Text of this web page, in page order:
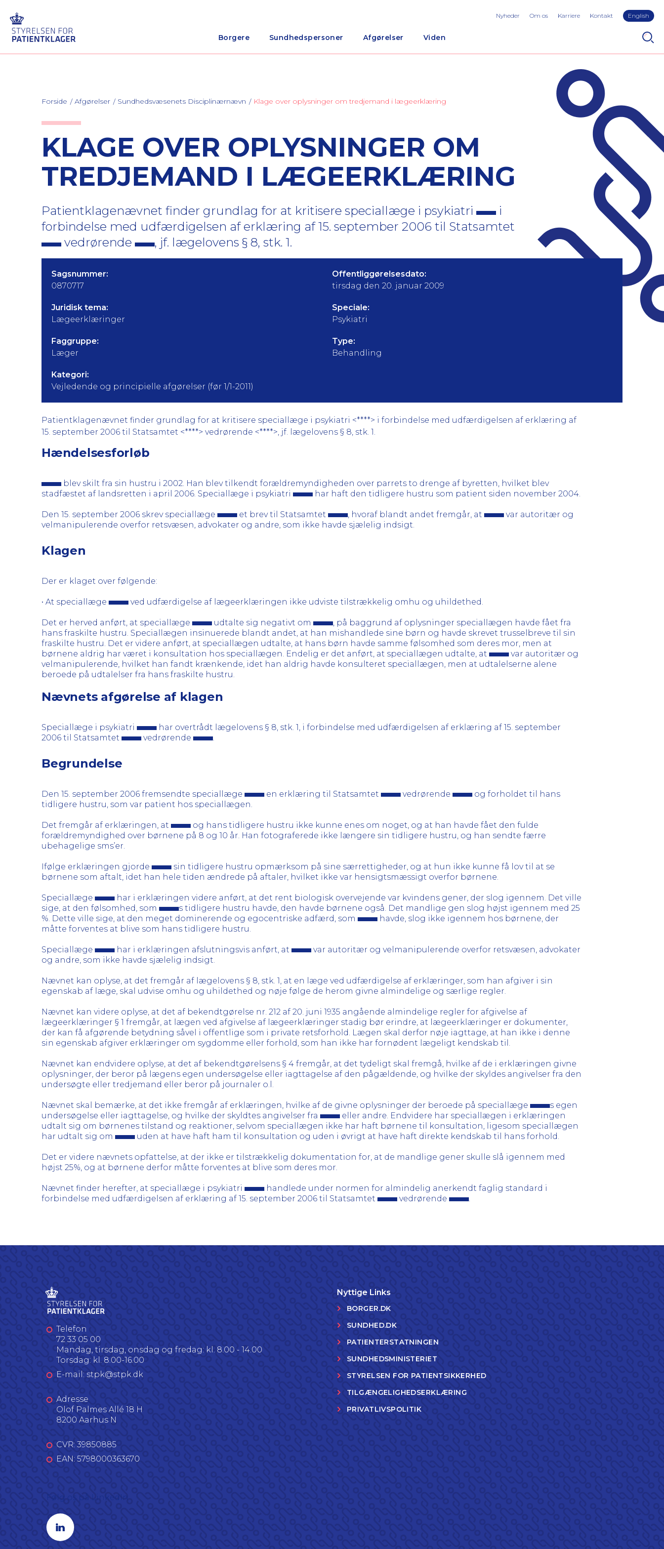
Borgere Sundhedspersoner Afgørelser Viden
Nyheder Om os Karriere Kontakt English
Forside Afgørelser Sundhedsvæsenets Disciplinærnævn Klage over oplysninger om tredjemand i lægeerklæring
KLAGE OVER OPLYSNINGER OM
TREDJEMAND I LÆGEERKLÆRING
Patientklagenævnet finder grundlag for at kritisere speciallæge i psykiatri
i
forbindelse med udfærdigelsen af erklæring af 15. september 2006 til Statsamtet
vedrørende
, jf. lægelovens § 8, stk. 1.
Sagsnummer:
0870717
Offentliggørelsesdato:
tirsdag den 20. januar 2009
Juridisk tema:
Lægeerklæringer
Speciale:
Psykiatri
Faggruppe:
Læger
Type:
Behandling
Kategori:
Vejledende og principielle afgørelser (før 1/1-2011)
Patientklagenævnet finder grundlag for at kritisere speciallæge i psykiatri <****> i forbindelse med udfærdigelsen af erklæring af
15. september 2006 til Statsamtet <****> vedrørende <****>, jf. lægelovens § 8, stk. 1.
Hændelsesforløb
blev skilt fra sin hustru i 2002. Han blev tilkendt forældremyndigheden over parrets to drenge af byretten, hvilket blev
stadfæstet af landsretten i april 2006. Speciallæge i psykiatri
har haft den tidligere hustru som patient siden november 2004.
Den 15. september 2006 skrev speciallæge et brev til Statsamtet , hvoraf blandt andet fremgår, at
var autoritær og
velmanipulerende overfor retsvæsen, advokater og andre, som ikke havde sjælelig indsigt.
Klagen
Der er klaget over følgende:
• At speciallæge ved udfærdigelse af lægeerklæringen ikke udviste tilstrækkelig omhu og uhildethed.
Det er herved anført, at speciallæge udtalte sig negativt om
, på baggrund af oplysninger speciallægen havde fået fra
hans fraskilte hustru. Speciallægen insinuerede blandt andet, at han mishandlede sine børn og havde skrevet trusselbreve til sin
fraskilte hustru. Det er videre anført, at speciallægen udtalte, at hans børn havde samme følsomhed som deres mor, men at
børnene aldrig har været i konsultation hos speciallægen. Endelig er det anført, at speciallægen udtalte, at
var autoritær og
velmanipulerende, hvilket han fandt krænkende, idet han aldrig havde konsulteret speciallægen, men at udtalelserne alene
beroede på udtalelser fra hans fraskilte hustru.
Nævnets afgørelse af klagen
Speciallæge i psykiatri
har overtrådt lægelovens § 8, stk. 1, i forbindelse med udfærdigelsen af erklæring af 15. september
2006 til Statsamtet
vedrørende .
Begrundelse
Den 15. september 2006 fremsendte speciallæge en erklæring til Statsamtet vedrørende
og forholdet til hans
tidligere hustru, som var patient hos speciallægen.
Det fremgår af erklæringen, at
og hans tidligere hustru ikke kunne enes om noget, og at han havde fået den fulde
forældremyndighed over børnene på 8 og 10 år. Han fotograferede ikke længere sin tidligere hustru, og han sendte færre
ubehagelige sms’er.
Ifølge erklæringen gjorde
sin tidligere hustru opmærksom på sine særrettigheder, og at hun ikke kunne få lov til at se
børnene som aftalt, idet han hele tiden ændrede på aftaler, hvilket ikke var hensigtsmæssigt overfor børnene.
Speciallæge
har i erklæringen videre anført, at det rent biologisk overvejende var kvindens gener, der slog igennem. Det ville
sige, at den følsomhed, som
s tidligere hustru havde, den havde børnene også. Det mandlige gen slog højst igennem med 25
%. Dette ville sige, at den meget dominerende og egocentriske adfærd, som
havde, slog ikke igennem hos børnene, der
måtte forventes at blive som hans tidligere hustru.
Speciallæge har i erklæringen afslutningsvis anført, at
var autoritær og velmanipulerende overfor retsvæsen, advokater
og andre, som ikke havde sjælelig indsigt.
Nævnet kan oplyse, at det fremgår af lægelovens § 8, stk. 1, at en læge ved udfærdigelse af erklæringer, som han afgiver i sin
egenskab af læge, skal udvise omhu og uhildethed og nøje følge de herom givne almindelige og særlige regler.
Nævnet kan videre oplyse, at det af bekendtgørelse nr. 212 af 20. juni 1935 angående almindelige regler for afgivelse af
lægeerklæringer § 1 fremgår, at lægen ved afgivelse af lægeerklæringer stadig bør erindre, at lægeerklæringer er dokumenter,
der kan få afgørende betydning såvel i offentlige som i private retsforhold. Lægen skal derfor nøje iagttage, at han ikke i denne
sin egenskab afgiver erklæringer om sygdomme eller forhold, som han ikke har fornødent lægeligt kendskab til.
Nævnet kan endvidere oplyse, at det af bekendtgørelsens § 4 fremgår, at det tydeligt skal fremgå, hvilke af de i erklæringen givne
oplysninger, der beror på lægens egen undersøgelse eller iagttagelse af den pågældende, og hvilke der skyldes angivelser fra den
undersøgte eller tredjemand eller beror på journaler o.l.
Nævnet skal bemærke, at det ikke fremgår af erklæringen, hvilke af de givne oplysninger der beroede på speciallæge
s egen
undersøgelse eller iagttagelse, og hvilke der skyldtes angivelser fra
eller andre. Endvidere har speciallægen i erklæringen
udtalt sig om børnenes tilstand og reaktioner, selvom speciallægen ikke har haft børnene til konsultation, ligesom speciallægen
har udtalt sig om
uden at have haft ham til konsultation og uden i øvrigt at have haft direkte kendskab til hans forhold.
Det er videre nævnets opfattelse, at der ikke er tilstrækkelig dokumentation for, at de mandlige gener skulle slå igennem med
højst 25%, og at børnene derfor måtte forventes at blive som deres mor.
Nævnet finder herefter, at speciallæge i psykiatri
handlede under normen for almindelig anerkendt faglig standard i
forbindelse med udfærdigelsen af erklæring af 15. september 2006 til Statsamtet
vedrørende .
Telefon
72 33 05 00
Mandag, tirsdag, onsdag og fredag: kl. 8.00 - 14.00
Torsdag: kl. 8.00-16.00
E-mail: stpk@stpk.dk
Adresse
Olof Palmes Allé 18 H
8200 Aarhus N
CVR: 39850885
EAN: 5798000363670
Linkedin profil
Nyttige Links
BORGER.DK
SUNDHED.DK
PATIENTERSTATNINGEN
SUNDHEDSMINISTERIET
STYRELSEN FOR PATIENTSIKKERHED
TILGÆNGELIGHEDSERKLÆRING
PRIVATLIVSPOLITIK